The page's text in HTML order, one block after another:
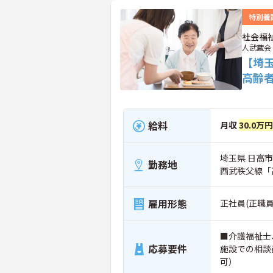
特別養
社会福
人武蔵会
【
高齢
給料 月収30.0万
勤務地
埼玉県 日高
西武秩父線
雇用形態 正社員(正職
応募要件
■介護福祉士
施設での相
可）